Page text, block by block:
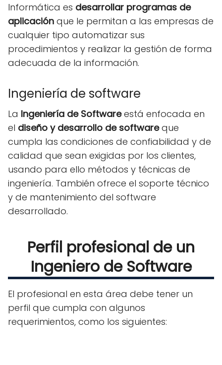
Informática es desarrollar programas de
aplicación que le permitan a las empresas de
cualquier tipo automatizar sus
procedimientos y realizar la gestión de forma
adecuada de la información.
Ingeniería de software
La Ingeniería de Softwareestá enfocada en
el diseño y desarrollo de softwareque
cumpla las condiciones de confiabilidad y de
calidad que sean exigidas por los clientes,
usando para ello métodos y técnicas de
ingeniería. También ofrece el soporte técnico
y de mantenimiento del software
desarrollado.
Perfil profesional de un
Ingeniero de Software
El profesional en esta área debe tener un
perfil que cumpla con algunos
requerimientos, como los siguientes: